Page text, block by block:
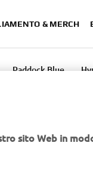
& MERCH
Paddock Blue
sito Web in